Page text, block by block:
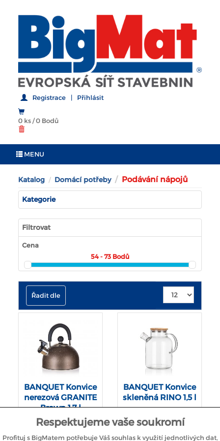
Registrace | Přihlásit
0 ks/0 Bodů
MENU
Katalog Domácí potřeby Podávání nápojů
Kategorie
Filtrovat
Cena
54 - 73 Bodů
Řadit dle
BANQUET Konvice
nerezová GRANITE
Brown 1,7 l
BANQUET Konvice
skleněná RINO 1,5 l
Respektujeme vaše soukromí
Profituj s BigMatem potřebuje Váš souhlas k využití jednotlivých dat,